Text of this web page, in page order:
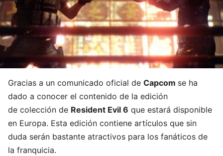
Gracias a un comunicado oficial de Capcom se ha
dado a conocer el contenido de la edición
de colección de Resident Evil 6 que estará disponible
en Europa. Esta edición contiene artículos que sin
duda serán bastante atractivos para los fanáticos de
la franquicia.